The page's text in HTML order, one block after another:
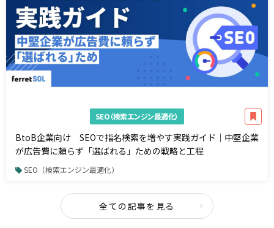
SEO（検索エンジン最適化）
BtoB企業向け SEOで指名検索を増やす実践ガイド｜中堅企業
が広告費に頼らず「選ばれる」ための戦略と工程
SEO（検索エンジン最適化）
全ての記事を見る